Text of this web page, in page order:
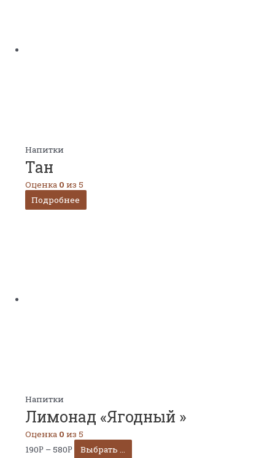
Напитки
Тан
Оценка 0 из 5
Подробнее
Напитки
Лимонад «Ягодный »
Оценка 0 из 5
190Р – 580Р Выбрать ...